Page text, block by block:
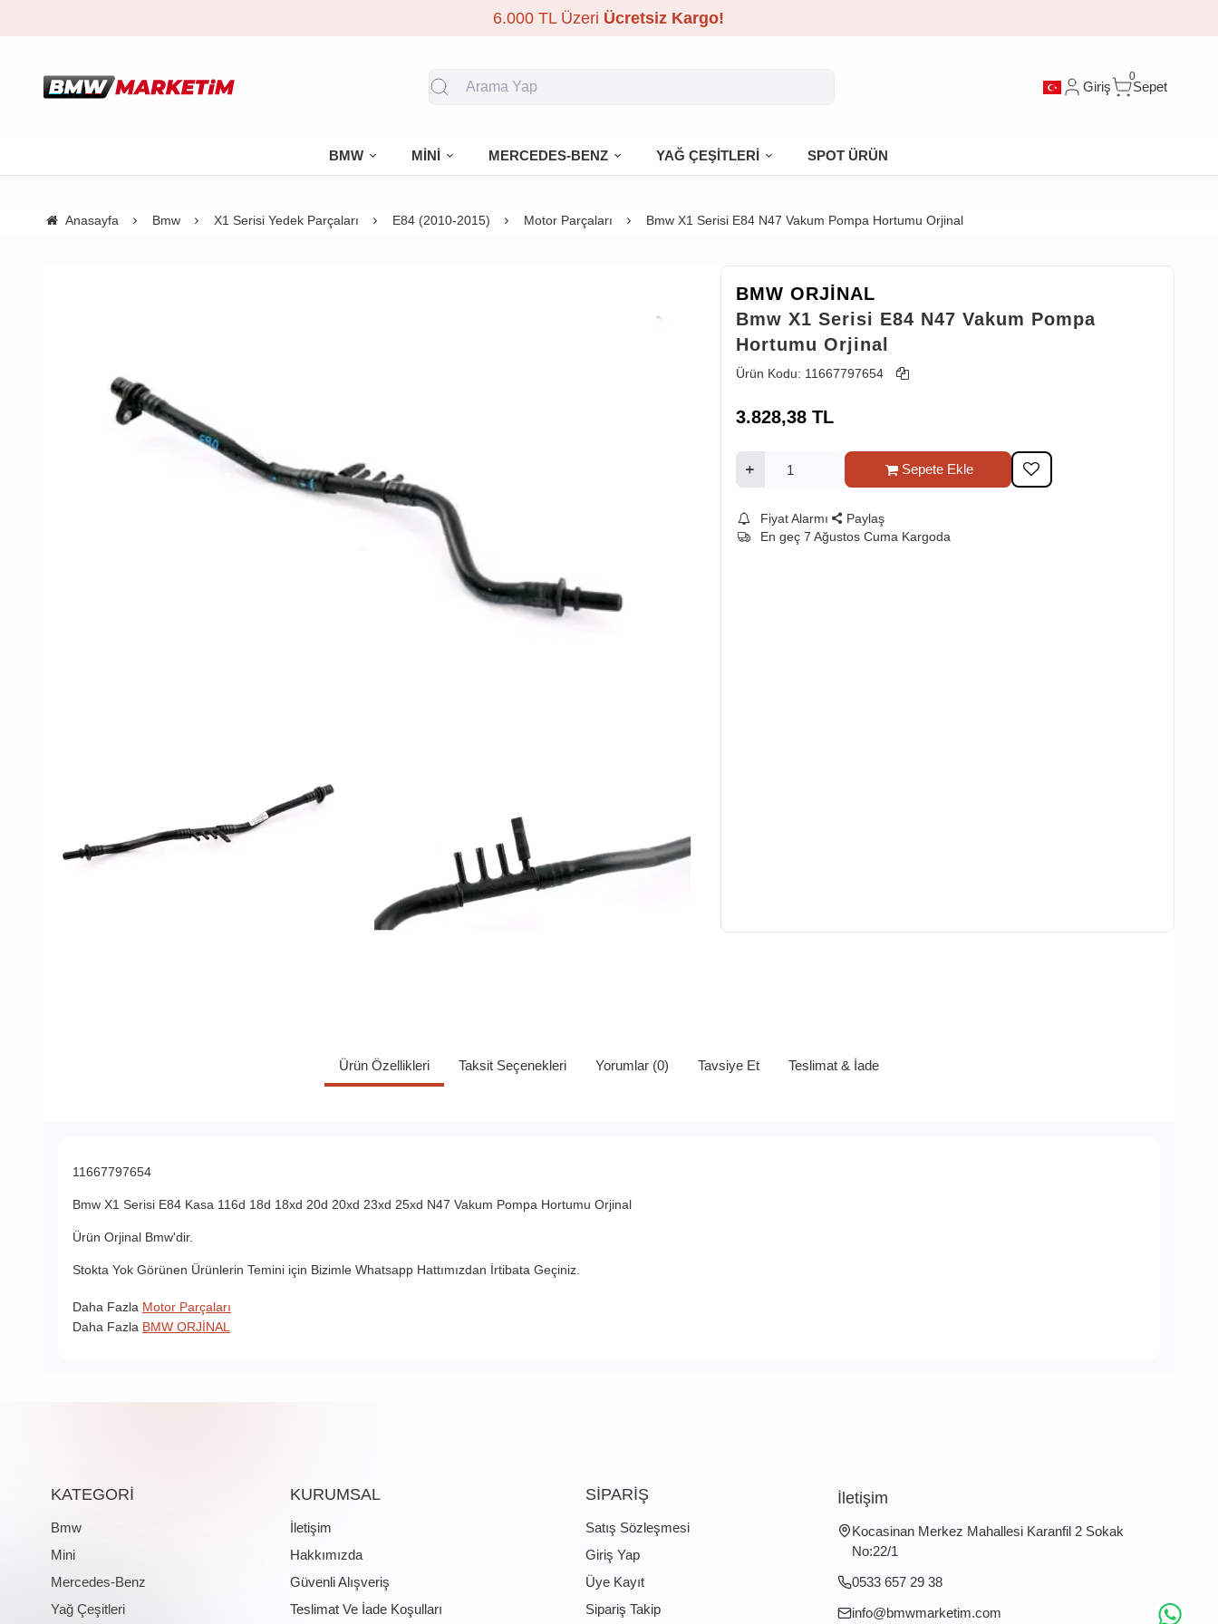
6.000 TL Üzeri Ücretsiz Kargo!
Giriş
0
Sepet
BMW MİNİ MERCEDES-BENZ YAĞ ÇEŞİTLERİ SPOT ÜRÜN
Anasayfa Bmw X1 Serisi Yedek Parçaları E84 (2010-2015) Motor Parçaları Bmw X1 Serisi E84 N47 Vakum Pompa Hortumu Orjinal
BMW ORJİNAL
Bmw X1 Serisi E84 N47 Vakum Pompa
Hortumu Orjinal
Ürün Kodu: 11667797654
3.828,38 TL
Sepete Ekle
Fiyat Alarmı
Paylaş
En geç 7 Ağustos Cuma Kargoda
Ürün Özellikleri Taksit Seçenekleri Yorumlar (0) Tavsiye Et Teslimat & İade
11667797654
Bmw X1 Serisi E84 Kasa 116d 18d 18xd 20d 20xd 23xd 25xd N47 Vakum Pompa Hortumu Orjinal
Ürün Orjinal Bmw'dir.
Stokta Yok Görünen Ürünlerin Temini için Bizimle Whatsapp Hattımızdan İrtibata Geçiniz.
Daha Fazla Motor Parçaları
Daha Fazla BMW ORJİNAL
KATEGORİ
Bmw
Mini
Mercedes-Benz
Yağ Çeşitleri
KURUMSAL
İletişim
Hakkımızda
Güvenli Alışveriş
Teslimat Ve İade Koşulları
SİPARİŞ
Satış Sözleşmesi
Giriş Yap
Üye Kayıt
Sipariş Takip
İletişim
Kocasinan Merkez Mahallesi Karanfil 2 Sokak
No:22/1
0533 657 29 38
info@bmwmarketim.com